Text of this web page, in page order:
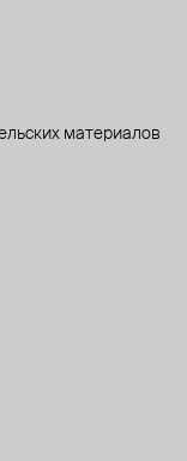
материалов